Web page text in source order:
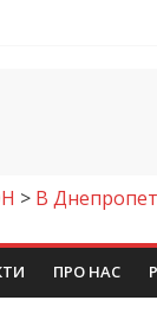
> В
ПРО НАС